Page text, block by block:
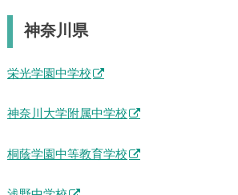
神奈川県
栄光学園中学校
神奈川大学附属中学校
桐蔭学園中等教育学校